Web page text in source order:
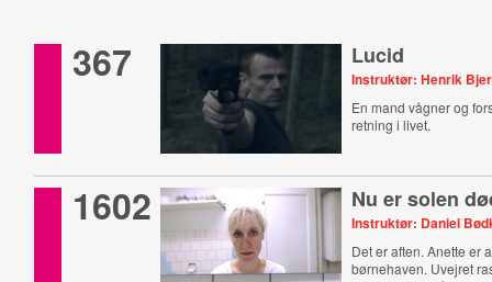
367 Lucid
Instruktør: Henrik
En mand vågner og
retning i livet.
1602 Nu er solen
Instruktør: Daniel
Det er aften. Anette er
børnehaven. Uvejret